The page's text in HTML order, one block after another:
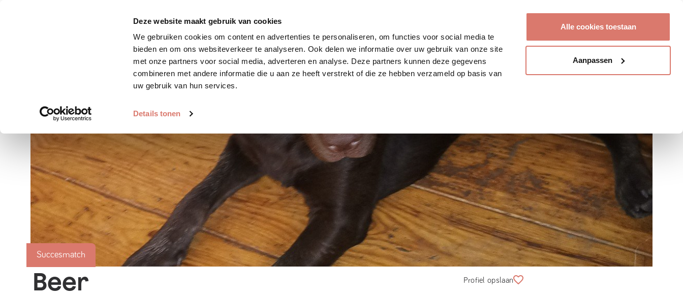
Deze website maakt gebruik van cookies
We gebruiken cookies om content en advertenties te personaliseren, om functies voor social media te
bieden en om ons websiteverkeer te analyseren. Ook delen we informatie over uw gebruik van onze site
met onze partners voor social media, adverteren en analyse. Deze partners kunnen deze gegevens
combineren met andere informatie die u aan ze heeft verstrekt of die ze hebben verzameld op basis van
uw gebruik van hun services.
Details tonen
Alle cookies toestaan
Aanpassen
Zoek huisdier Plaats huisdier Hoe werkt het?
Succesmatch
Beer Profiel opslaan